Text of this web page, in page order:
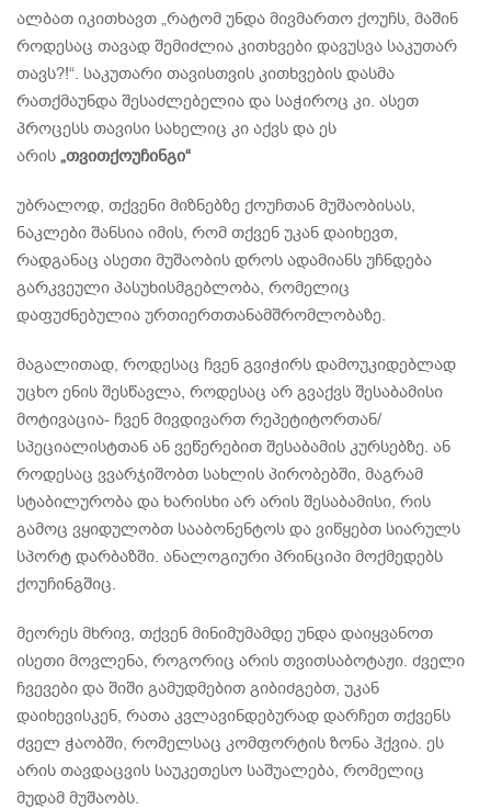
ალბათ იკითხავთ „რატომ უნდა მივმართო ქოუჩს, მაშინ
როდესაც თავად შემიძლია კითხვები დავუსვა საკუთარ
თავს?!“. საკუთარი თავისთვის კითხვების დასმა
რათქმაუნდა შესაძლებელია და საჭიროც კი. ასეთ
პროცესს თავისი სახელიც კი აქვს და ეს
არის „თვითქოუჩინგი“
უბრალოდ, თქვენი მიზნებზე ქოუჩთან მუშაობისას,
ნაკლები შანსია იმის, რომ თქვენ უკან დაიხევთ,
რადგანაც ასეთი მუშაობის დროს ადამიანს უჩნდება
გარკვეული პასუხისმგებლობა, რომელიც
დაფუძნებულია ურთიერთთანამშრომლობაზე.
მაგალითად, როდესაც ჩვენ გვიჭირს დამოუკიდებლად
უცხო ენის შესწავლა, როდესაც არ გვაქვს შესაბამისი
მოტივაცია- ჩვენ მივდივართ რეპეტიტორთან/
სპეციალისტთან ან ვეწერებით შესაბამის კურსებზე. ან
როდესაც ვვარჯიშობთ სახლის პირობებში, მაგრამ
სტაბილურობა და ხარისხი არ არის შესაბამისი, რის
გამოც ვყიდულობთ სააბონენტოს და ვიწყებთ სიარულს
სპორტ დარბაზში. ანალოგიური პრინციპი მოქმედებს
ქოუჩინგშიც.
მეორეს მხრივ, თქვენ მინიმუმამდე უნდა დაიყვანოთ
ისეთი მოვლენა, როგორიც არის თვითსაბოტაჟი. ძველი
ჩვევები და შიში გამუდმებით გიბიძგებთ, უკან
დაიხევისკენ, რათა კვლავინდებურად დარჩეთ თქვენს
ძველ ჭაობში, რომელსაც კომფორტის ზონა ჰქვია. ეს
არის თავდაცვის საუკეთესო საშუალება, რომელიც
მუდამ მუშაობს.